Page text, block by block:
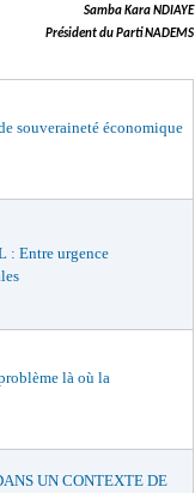
Samba Kara NDIAYE
Président du Parti NADEMS
souveraineté économique
: Entre urgence
là où la
UN CONTEXTE DE